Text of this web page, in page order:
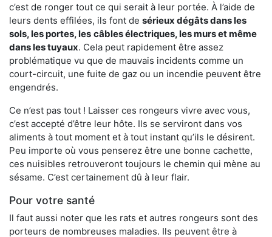
c’est de ronger tout ce qui serait à leur portée. À l’aide de
leurs dents effilées, ils font de sérieux dégâts dans les
sols, les portes, les câbles électriques, les murs et même
dans les tuyaux. Cela peut rapidement être assez
problématique vu que de mauvais incidents comme un
court-circuit, une fuite de gaz ou un incendie peuvent être
engendrés.
Ce n’est pas tout ! Laisser ces rongeurs vivre avec vous,
c’est accepté d’être leur hôte. Ils se serviront dans vos
aliments à tout moment et à tout instant qu’ils le désirent.
Peu importe où vous penserez être une bonne cachette,
ces nuisibles retrouveront toujours le chemin qui mène au
sésame. C’est certainement dû à leur flair.
Pour votre santé
Il faut aussi noter que les rats et autres rongeurs sont des
porteurs de nombreuses maladies. Ils peuvent être à